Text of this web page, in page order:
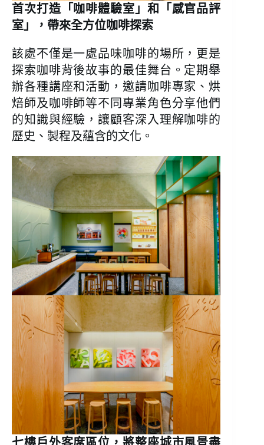
首次打造「咖啡體驗室」和「感官品評
室」，帶來全方位咖啡探索
該處不僅是一處品味咖啡的場所，更是
探索咖啡背後故事的最佳舞台。定期舉
辦各種講座和活動，邀請咖啡專家、烘
焙師及咖啡師等不同專業角色分享他們
的知識與經驗，讓顧客深入理解咖啡的
歷史、製程及蘊含的文化。